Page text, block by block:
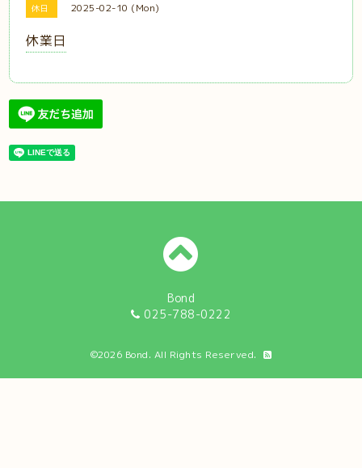
休日 2025-02-10 (Mon)
休業日
Bond
025-788-0222
©2026 Bond. All Rights Reserved.